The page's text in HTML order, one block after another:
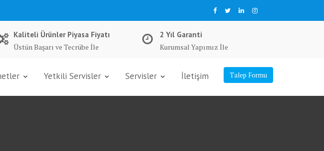
Kaliteli Ürünler Piyasa Fiyatı
Üstün Başarı ve Tecrübe İle
2 Yıl Garanti
Kurumsal Yapımız İle
Talep Formu
Yetkili Servisler Servisler İletişim